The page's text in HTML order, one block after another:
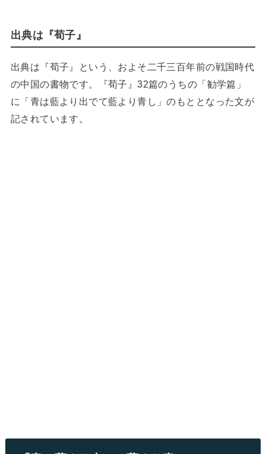
出典は『荀子』
出典は『荀子』という、およそ二千三百年前の戦国時代
の中国の書物です。『荀子』32篇のうちの「勧学篇」
に「青は藍より出でて藍より青し」のもととなった文が
記されています。